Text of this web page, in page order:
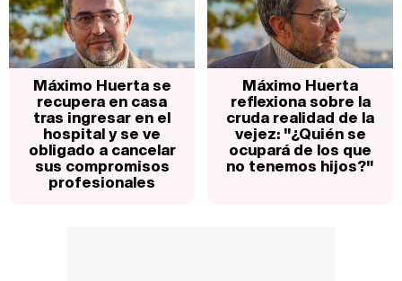
Máximo Huerta se
recupera en casa
tras ingresar en el
hospital y se ve
obligado a cancelar
sus compromisos
profesionales
Máximo Huerta
reflexiona sobre la
cruda realidad de la
vejez: "¿Quién se
ocupará de los que
no tenemos hijos?"